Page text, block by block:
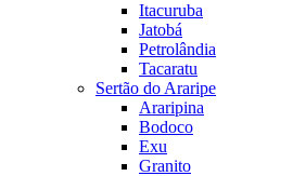
Itacuruba
Jatobá
Petrolândia
Tacaratu
Sertão do Araripe
Araripina
Bodoco
Exu
Granito